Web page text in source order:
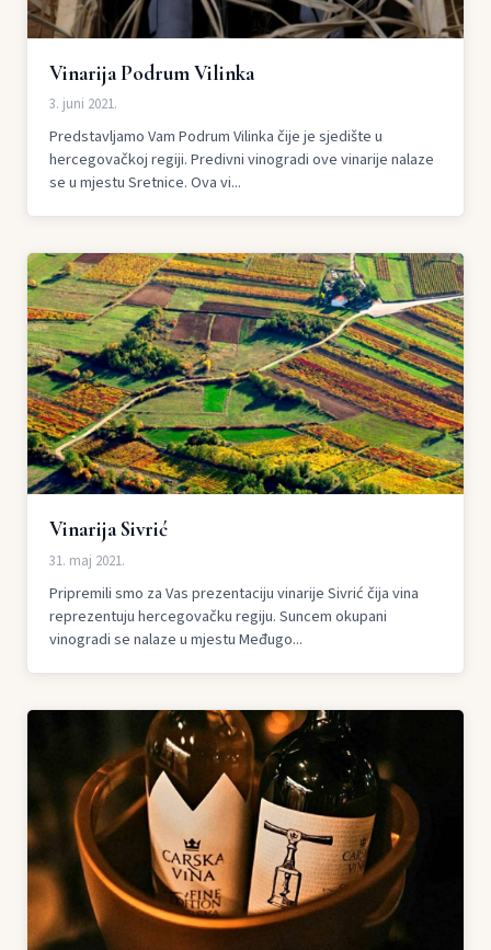
Vinarija Podrum Vilinka
3. juni 2021.
Predstavljamo Vam Podrum Vilinka čije je sjedište u
hercegovačkoj regiji. Predivni vinogradi ove vinarije nalaze
se u mjestu Sretnice. Ova vi...
Vinarija Sivrić
31. maj 2021.
Pripremili smo za Vas prezentaciju vinarije Sivrić čija vina
reprezentuju hercegovačku regiju. Suncem okupani
vinogradi se nalaze u mjestu Međugo...